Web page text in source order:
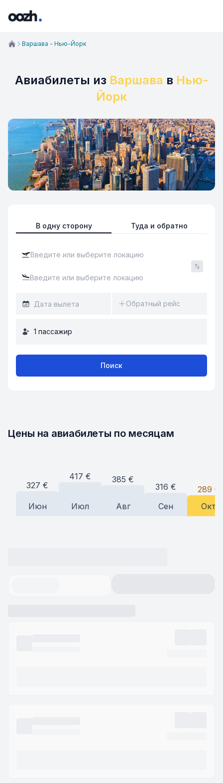
Авиабилеты из Варшава в Нью-
Йорк
В одну сторону Туда и обратно
Обратный рейс
1 пассажир
Поиск
Варшава - Нью-Йорк
Цены на авиабилеты по месяцам
327 €
Июн
417 €
Июл
385 €
Авг
316 €
Сен
289 €
Окт